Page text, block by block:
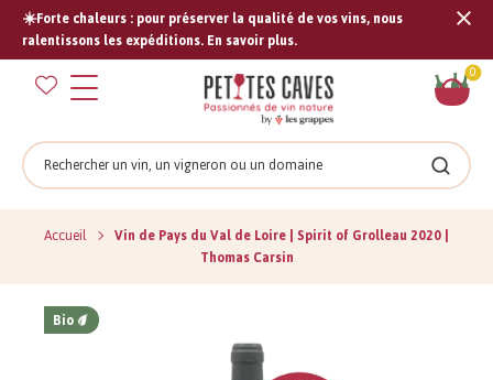
☀️Forte chaleurs : pour préserver la qualité de vos vins, nous
ralentissons les expéditions. En savoir plus.
0
Rechercher
Accueil
Vin de Pays du Val de Loire | Spirit of Grolleau 2020 |
Thomas Carsin
Bio